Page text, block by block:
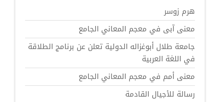
هرم زوسر
معنى آبى في معجم المعاني الجامع
جامعة طلال أبوغزاله الدولية تعلن عن برنامج الطلاقة
في اللغة العربية
معنى أمم في معجم المعاني الجامع
رسالة للأجيال القادمة